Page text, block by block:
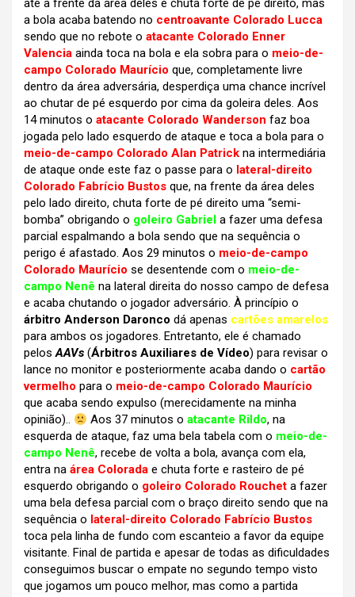
até a frente da área deles e chuta forte de pé direito, mas
a bola acaba batendo no centroavante Colorado Lucca
sendo que no rebote o atacante Colorado Enner
Valencia ainda toca na bola e ela sobra para o meio-de-
campo Colorado Maurício que, completamente livre
dentro da área adversária, desperdiça uma chance incrível
ao chutar de pé esquerdo por cima da goleira deles. Aos
14 minutos o atacante Colorado Wanderson faz boa
jogada pelo lado esquerdo de ataque e toca a bola para o
meio-de-campo Colorado Alan Patrick na intermediária
de ataque onde este faz o passe para o lateral-direito
Colorado Fabrício Bustos que, na frente da área deles
pelo lado direito, chuta forte de pé direito uma “semi-
bomba” obrigando o goleiro Gabriel a fazer uma defesa
parcial espalmando a bola sendo que na sequência o
perigo é afastado. Aos 29 minutos o meio-de-campo
Colorado Maurício se desentende com o meio-de-
campo Nenê na lateral direita do nosso campo de defesa
e acaba chutando o jogador adversário. À princípio o
árbitro Anderson Daronco dá apenas cartões amarelos
para ambos os jogadores. Entretanto, ele é chamado
pelosAAVs (Árbitros Auxiliares de Vídeo) para revisar o
lance no monitor e posteriormente acaba dando o cartão
vermelho para o meio-de-campo Colorado Maurício
que acaba sendo expulso (merecidamente na minha
opinião)..
Aos 37 minutos oatacante Rildo, na
esquerda de ataque, faz uma bela tabela com o meio-de-
campo Nenê, recebe de volta a bola, avança com ela,
entra na área Colorada e chuta forte e rasteiro de pé
esquerdo obrigando o goleiro Colorado Rouchet a fazer
uma bela defesa parcial com o braço direito sendo que na
sequência o lateral-direito Colorado Fabrício Bustos
toca pela linha de fundo com escanteio a favor da equipe
visitante. Final de partida e apesar de todas as dificuldades
conseguimos buscar o empate no segundo tempo visto
que jogamos um pouco melhor, mas como a partida